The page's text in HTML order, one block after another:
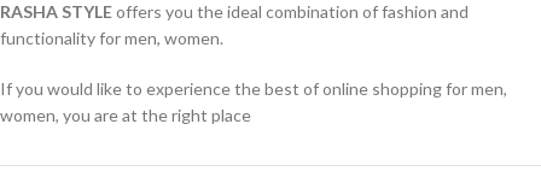
RASHA STYLEoffers you the ideal combination of fashion and
functionality for men, women.
If you would like to experience the best of online shopping for men,
women, you are at the right place